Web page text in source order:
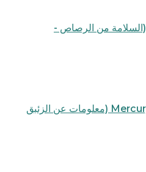
Mi Lead Safe – MDHHS (السلامة من الرصاص -
Mercury Information – MDHHS (معلومات عن الزئبق